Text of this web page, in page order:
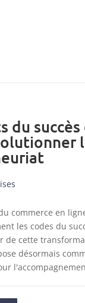
du
commerce en
les codes du
de cette
désormais